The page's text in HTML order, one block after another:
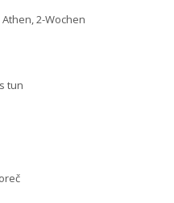
2-Wochen
tun